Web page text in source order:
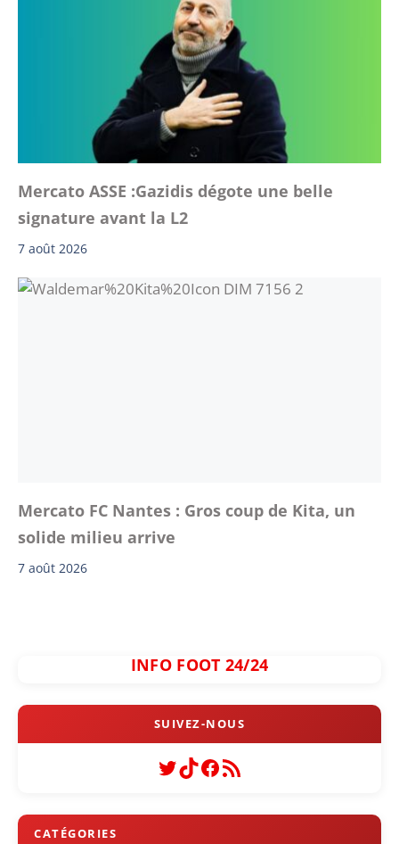
Mercato ASSE :Gazidis dégote une belle
signature avant la L2
7 août 2026
Mercato FC Nantes : Gros coup de Kita, un
solide milieu arrive
7 août 2026
INFO FOOT 24/24
Twitter
TikTok
Facebook
Flux RSS